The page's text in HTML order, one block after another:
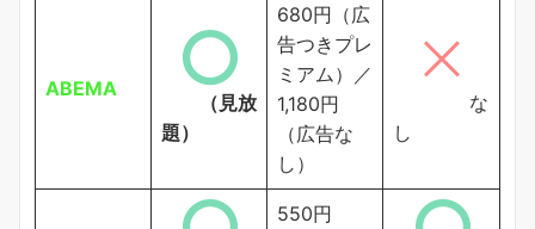
ABEMA
（見放
題）
680円（広
告つきプレ
ミアム）／
1,180円
（広告な
し）
な
し
550円